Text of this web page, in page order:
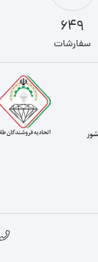
649
سفارشات